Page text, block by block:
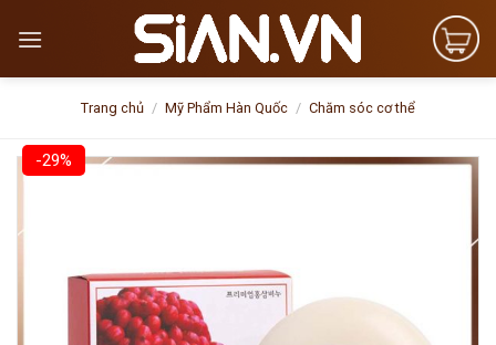
Trang chủ / Mỹ Phẩm Hàn Quốc / Chăm sóc cơ thể
-29%